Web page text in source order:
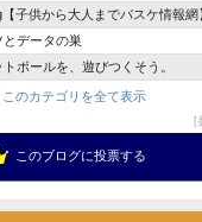
子供から大人までバスケ情報網
とデータの巣
ボールを、遊びつくそう。
このカテゴリを全て表示
このブログに投票する